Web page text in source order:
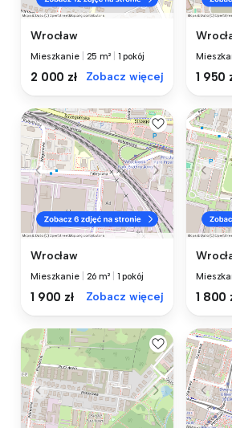
Wrocław
Mieszkanie 25 m² 1 pokój
2 000 zł Zobacz więcej 1 950
Wrocław
Mieszkanie 26 m² 1 pokój
1 900 zł Zobacz więcej 1 800